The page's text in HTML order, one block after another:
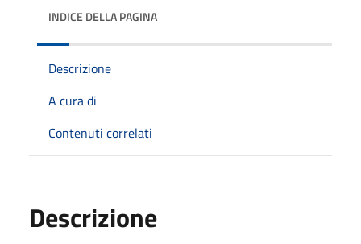
INDICE DELLA PAGINA
Descrizione
A cura di
Contenuti correlati
Descrizione